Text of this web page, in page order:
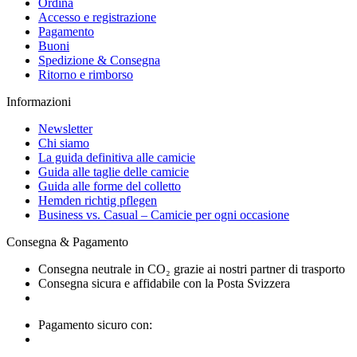
Ordina
Accesso e registrazione
Pagamento
Buoni
Spedizione & Consegna
Ritorno e rimborso
Informazioni
Newsletter
Chi siamo
La guida definitiva alle camicie
Guida alle taglie delle camicie
Guida alle forme del colletto
Hemden richtig pflegen
Business vs. Casual – Camicie per ogni occasione
Consegna & Pagamento
Consegna neutrale in CO₂ grazie ai nostri partner di trasporto
Consegna sicura e affidabile con la Posta Svizzera
Pagamento sicuro con: